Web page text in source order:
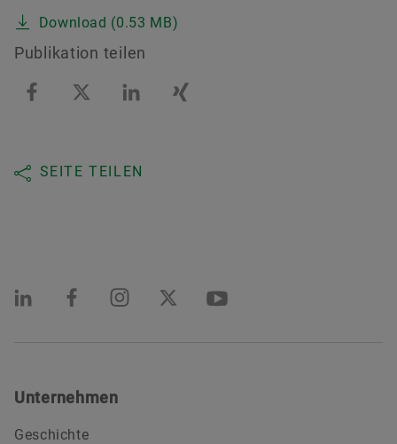
Download (0.53 MB)
Publikation teilen
SEITE TEILEN
Unternehmen
Geschichte